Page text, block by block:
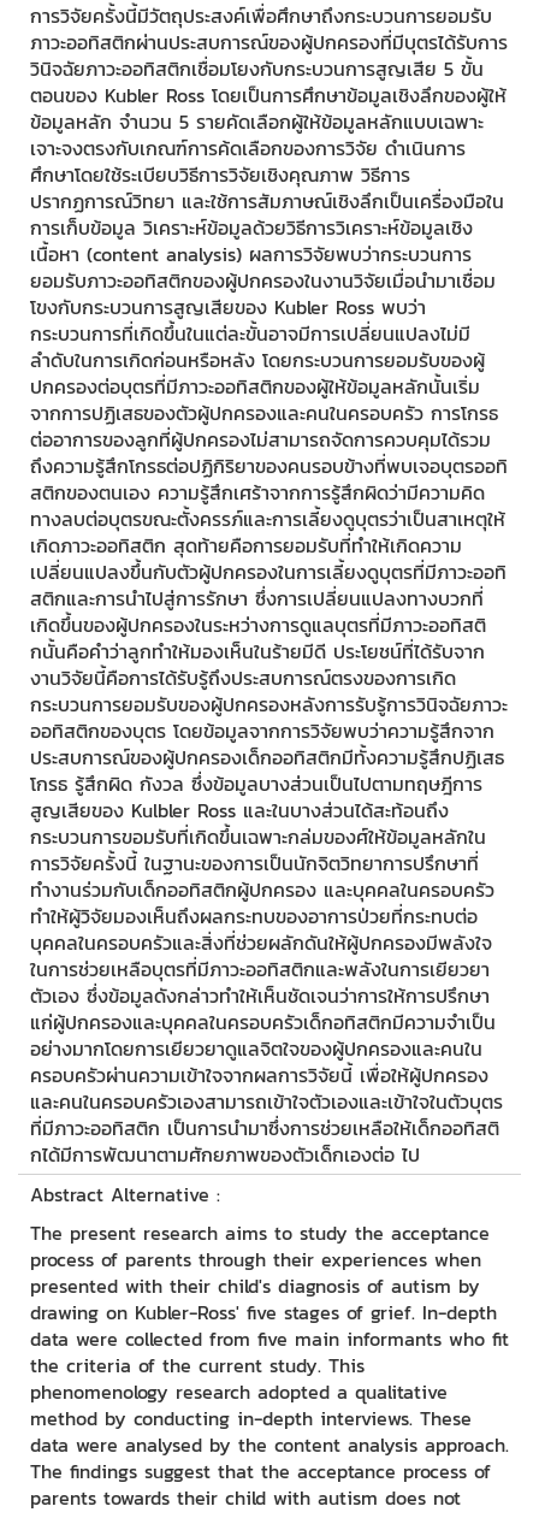
การวิจัยครั้งนี้มีวัตถุประสงค์เพื่อศึกษาถึงกระบวนการยอมรับ
ภาวะออทิสติกผ่านประสบการณ์ของผู้ปกครองที่มีบุตรได้รับการ
วินิจฉัยภาวะออทิสติกเชื่อมโยงกับกระบวนการสูญเสีย 5 ขั้น
ตอนของ Kubler Ross โดยเป็นการศึกษาข้อมูลเชิงลึกของผู้ให้
ข้อมูลหลัก จำนวน 5 รายคัดเลือกผู้ให้ข้อมูลหลักแบบเฉพาะ
เจาะจงตรงกับเกณฑ์การค้ดเลือกของการวิจัย ดำเนินการ
ศึกษาโดยใช้ระเบียบวิธีการวิจัยเชิงคุณภาพ วิธีการ
ปรากฏการณ์วิทยา และใช้การสัมภาษณ์เชิงลึกเป็นเครื่องมือใน
การเก็บข้อมูล วิเคราะห์ข้อมูลด้วยวิธีการวิเคราะห์ข้อมูลเชิง
เนื้อหา (content analysis) ผลการวิจัยพบว่ากระบวนการ
ยอมรับภาวะออทิสติกของผู้ปกครองในงานวิจัยเมื่อนำมาเชื่อม
โขงกับกระบวนการสูญเสียของ Kubler Ross พบว่า
กระบวนการที่เกิดขึ้นในแต่ละขั้นอาจมีการเปลี่ยนแปลงไม่มี
ลำดับในการเกิดก่อนหรือหลัง โดยกระบวนการยอมรับของผู้
ปกครองต่อบุตรที่มีภาวะออทิสติกของผู้ให้ข้อมูลหลักนั้นเริ่ม
จากการปฏิเสธของตัวผู้ปกครองและคนในครอบครัว การโกรธ
ต่ออาการของลูกที่ผู้ปกครองไม่สามารถจัดการควบคุมได้รวม
ถึงความรู้สึกโกรธต่อปฏิกิริยาของคนรอบข้างที่พบเจอบุตรออทิ
สติกของตนเอง ความรู้สึกเศร้าจากการรู้สึกผิดว่ามีความคิด
ทางลบต่อบุตรขณะตั้งครรภ์และการเลี้ยงดูบุตรว่าเป็นสาเหตุให้
เกิดภาวะออทิสติก สุดท้ายคือการยอมรับที่ทำให้เกิดความ
เปลี่ยนแปลงขึ้นกับตัวผู้ปกครองในการเลี้ยงดูบุตรที่มีภาวะออทิ
สติกและการนำไปสู่การรักษา ซึ่งการเปลี่ยนแปลงทางบวกที่
เกิดขึ้นของผู้ปกครองในระหว่างการดูแลบุตรที่มีภาวะออทิสติ
กนั้นคือคำว่าลูกทำให้มองเห็นในร้ายมีดี ประโยชน์ที่ได้รับจาก
งานวิจัยนี้คือการได้รับรู้ถึงประสบการณ์ตรงของการเกิด
กระบวนการยอมรับของผู้ปกครองหลังการรับรู้การวินิจฉัยภาวะ
ออทิสติกของบุตร โดยข้อมูลจากการวิจัยพบว่าความรู้สึกจาก
ประสบการณ์ของผู้ปกครองเด็กออทิสติกมีทั้งความรู้สึกปฏิเสธ
โกรธ รู้สึกผิด กังวล ซึ่งข้อมูลบางส่วนเป็นไปตามทฤษฎีการ
สูญเสียของ Kulbler Ross และในบางส่วนได้สะท้อนถึง
กระบวนการขอมรับที่เกิดขึ้นเฉพาะกล่มของศ์ให้ข้อมูลหลักใน
การวิจัยครั้งนี้ ในฐานะของการเป็นนักจิตวิทยาการปรึกษาที่
ทำงานร่วมกับเด็กออทิสติกผู้ปกครอง และบุคคลในครอบครัว
ทำให้ผู้วิจัยมองเห็นถึงผลกระทบของอาการป่วยที่กระทบต่อ
บุคคลในครอบครัวและสิ่งที่ช่วยผลักดันให้ผู้ปกครองมีพลังใจ
ในการช่วยเหลือบุตรที่มีภาวะออทิสติกและพลังในการเยียวยา
ตัวเอง ซึ่งข้อมูลดังกล่าวทำให้เห็นชัดเจนว่าการให้การปรึกษา
แก่ผู้ปกครองและบุคคลในครอบครัวเด็กอทิสติกมีความจำเป็น
อย่างมากโดยการเยียวยาดูแลจิตใจของผู้ปกครองและคนใน
ครอบครัวผ่านความเข้าใจจากผลการวิจัยนี้ เพื่อให้ผู้ปกครอง
และคนในครอบครัวเองสามารถเข้าใจตัวเองและเข้าใจในตัวบุตร
ที่มีภาวะออทิสติก เป็นการนำมาซึ่งการช่วยเหลือให้เด็กออทิสติ
กได้มีการพัฒนาตามศักยภาพของตัวเด็กเองต่อ ไป
Abstract Alternative :
The present research aims to study the acceptance
process of parents through their experiences when
presented with their child's diagnosis of autism by
drawing on Kubler-Ross' five stages of grief. In-depth
data were collected from five main informants who fit
the criteria of the current study. This
phenomenology research adopted a qualitative
method by conducting in-depth interviews. These
data were analysed by the content analysis approach.
The findings suggest that the acceptance process of
parents towards their child with autism does not